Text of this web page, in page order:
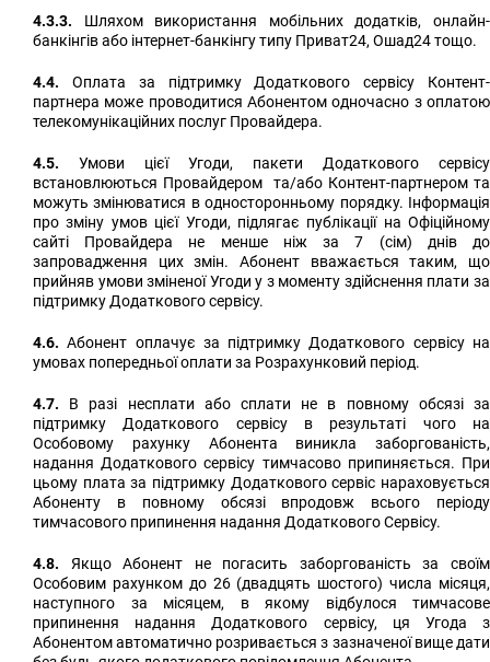
4.3.3. Шляхом використання мобільних додатків, онлайн-
банкінгів або інтернет-банкінгу типу Приват24, Ошад24 тощо.
4.4. Оплата за підтримку Додаткового сервісу Контент-
партнера може проводитися Абонентом одночасно з оплатою
телекомунікаційних послуг Провайдера.
4.5. Умови цієї Угоди, пакети Додаткового сервісу
встановлюються Провайдером та/або Контент-партнером та
можуть змінюватися в односторонньому порядку. Інформація
про зміну умов цієї Угоди, підлягає публікації на Офіційному
сайті Провайдера не менше ніж за 7 (сім) днів до
запровадження цих змін. Абонент вважається таким, що
прийняв умови зміненої Угоди у з моменту здійснення плати за
підтримку Додаткового сервісу.
4.6. Абонент оплачує за підтримку Додаткового сервісу на
умовах попередньої оплати за Розрахунковий період.
4.7. В разі несплати або сплати не в повному обсязі за
підтримку Додаткового сервісу в результаті чого на
Особовому рахунку Абонента виникла заборгованість,
надання Додаткового сервісу тимчасово припиняється. При
цьому плата за підтримку Додаткового сервіс нараховується
Абоненту в повному обсязі впродовж всього періоду
тимчасового припинення надання Додаткового Сервісу.
4.8. Якщо Абонент не погасить заборгованість за своїм
Особовим рахунком до 26 (двадцять шостого) числа місяця,
наступного за місяцем, в якому відбулося тимчасове
припинення надання Додаткового сервісу, ця Угода з
Абонентом автоматично розривається з зазначеної вище дати